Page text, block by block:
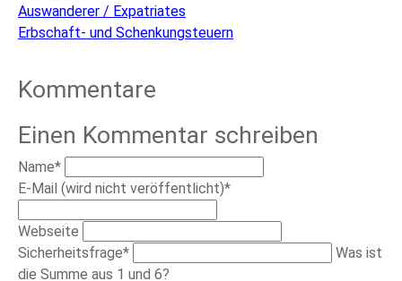
Auswanderer / Expatriates
Erbschaft- und Schenkungsteuern
Kommentare
Einen Kommentar schreiben
Pflichtfeld
Name*
Pflichtfeld
E-Mail (wird nicht veröffentlicht)*
Webseite
Pflichtfeld
Sicherheitsfrage*
Was ist
die Summe aus 1 und 6?